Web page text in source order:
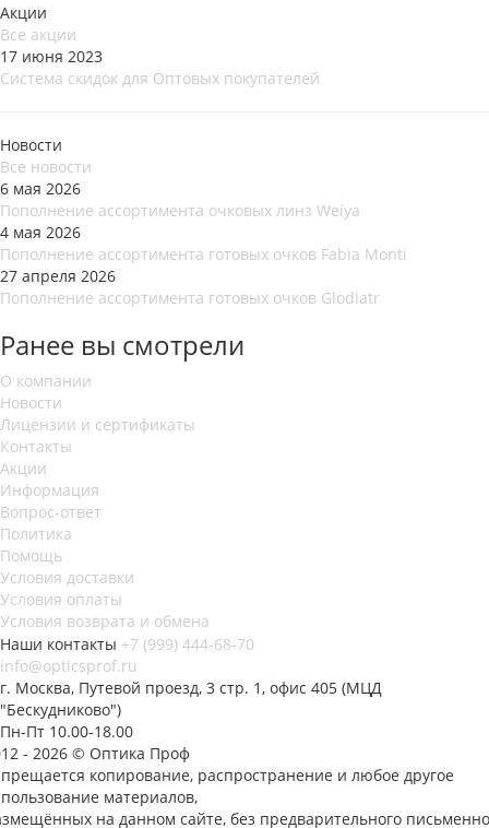
Акции
Все акции
17 июня 2023
Система скидок для Оптовых покупателей
Новости
Все новости
6 мая 2026
Пополнение ассортимента очковых линз Weiya
4 мая 2026
Пополнение ассортимента готовых очков Fabia Monti
27 апреля 2026
Пополнение ассортимента готовых очков Glodiatr
Ранее вы смотрели
О компании
Новости
Лицензии и сертификаты
Контакты
Акции
Информация
Вопрос-ответ
Политика
Помощь
Условия доставки
Условия оплаты
Условия возврата и обмена
Наши контакты +7 (999) 444-68-70
info@opticsprof.ru
г. Москва, Путевой проезд, 3 стр. 1, офис 405 (МЦД
"Бескудниково")
Пн-Пт 10.00-18.00
- 2026 © Оптика Проф
копирование, распространение и любое другое
материалов,
на данном сайте, без предварительного